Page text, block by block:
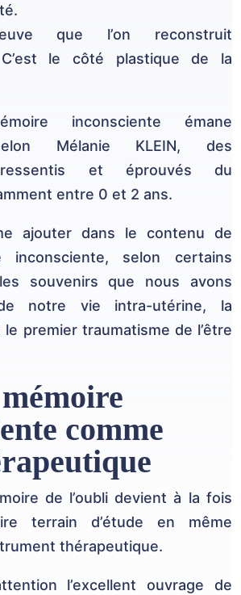
que l’on reconstruit
C’est le côté plastique de la
inconsciente émane
Mélanie KLEIN, des
ressentis et éprouvés du
entre 0 et 2 ans.
ajouter dans le contenu de
inconsciente, selon certains
souvenirs que nous avons
notre vie intra-utérine, la
premier traumatisme de l’être
comme
de l’oubli devient à la fois
terrain d’étude en même
thérapeutique.
l’excellent ouvrage de